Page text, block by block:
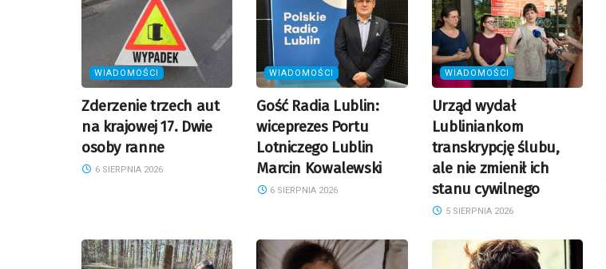
WIADOMOŚCI
Zderzenie trzech aut
na krajowej 17. Dwie
osoby ranne
6 SIERPNIA 2026
WIADOMOŚCI
Gość Radia Lublin:
wiceprezes Portu
Lotniczego Lublin
Marcin Kowalewski
6 SIERPNIA 2026
WIADOMOŚCI
Urząd wydał
Lubliniankom
transkrypcję ślubu,
ale nie zmienił ich
stanu cywilnego
5 SIERPNIA 2026